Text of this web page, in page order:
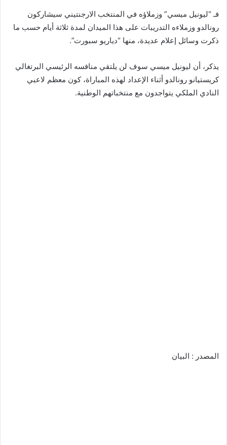
فـ “ليونيل ميسي” وزملاؤه في المنتخب الارجنتيني سيشاركون
رونالدو وزملاءه التدريبات على هذا الميدان لمدة ثلاثة أيام حسب ما
ذكرت وسائل إعلام عديدة، منها “دياريو سبورت”.
يذكر، أن ليونيل ميسي سوف لن يلتقي منافسه الرئيسي البرتغالي
كريستيانو رونالدو أثناء الإعداد لهذه المباراة، كون معظم لاعبي
النادي الملكي يتواجدون مع منتخباتهم الوطنية.
المصدر : البيان